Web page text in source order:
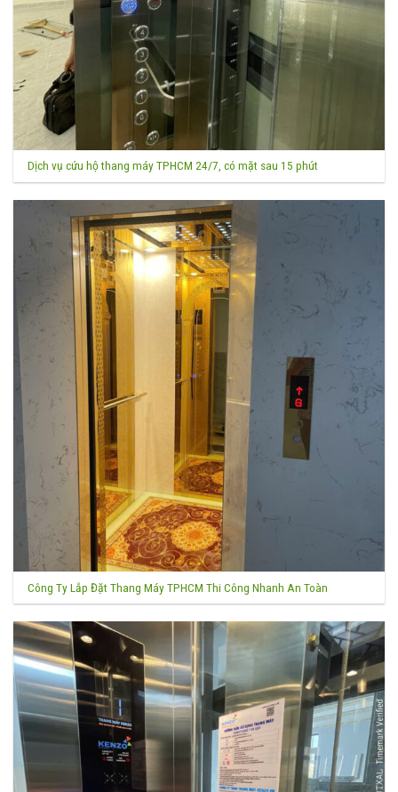
Dịch vụ cứu hộ thang máy TPHCM 24/7, có mặt sau 15 phút
Công Ty Lắp Đặt Thang Máy TPHCM Thi Công Nhanh An Toàn